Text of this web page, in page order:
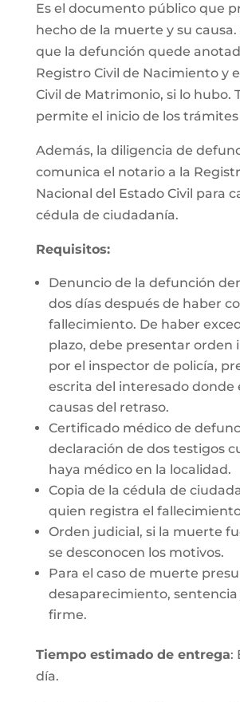
Es el documento público que
hecho de la muerte y su causa.
que la defunción quede
Registro Civil de Nacimiento y
Civil de Matrimonio, si lo hubo.
permite el inicio de los trámites
Además, la diligencia de
comunica el notario a la
Nacional del Estado Civil para
cédula de ciudadanía.
Requisitos:
Denuncio de la defunción
dos días después de haber
fallecimiento. De haber
plazo, debe presentar orden
por el inspector de policía,
escrita del interesado donde
causas del retraso.
Certificado médico de
declaración de dos testigos
haya médico en la localidad.
Copia de la cédula de
quien registra el
Orden judicial, si la muerte
se desconocen los motivos.
Para el caso de muerte
desaparecimiento,
firme.
Tiempo estimado de entrega:
día.